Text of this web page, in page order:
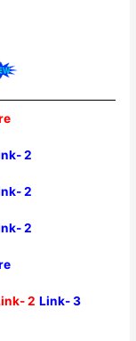
2
2
2
2 Link- 3